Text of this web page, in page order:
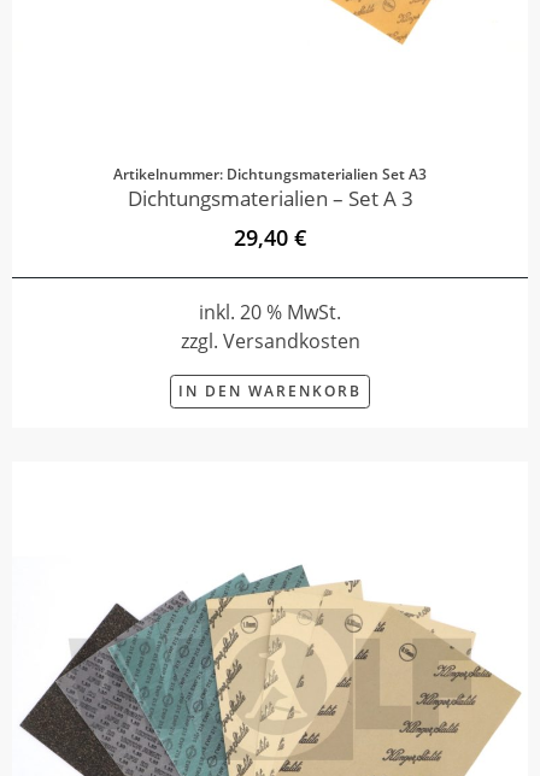
Artikelnummer: Dichtungsmaterialien Set A3
Dichtungsmaterialien – Set A 3
29,40 €
inkl. 20 % MwSt.
zzgl. Versandkosten
IN DEN WARENKORB